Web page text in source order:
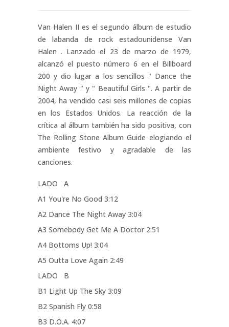
Van Halen II es el segundo álbum de estudio
de labanda de rock estadounidense Van
Halen . Lanzado el 23 de marzo de 1979,
alcanzó el puesto número 6 en el Billboard
200 y dio lugar a los sencillos " Dance the
Night Away " y " Beautiful Girls ". A partir de
2004, ha vendido casi seis millones de copias
en los Estados Unidos. La reacción de la
crítica al álbum también ha sido positiva, con
The Rolling Stone Album Guide elogiando el
ambiente festivo y agradable de las
canciones.
LADO A
A1 You're No Good 3:12
A2 Dance The Night Away 3:04
A3 Somebody Get Me A Doctor 2:51
A4 Bottoms Up! 3:04
A5 Outta Love Again 2:49
LADO B
B1 Light Up The Sky 3:09
B2 Spanish Fly 0:58
B3 D.O.A. 4:07